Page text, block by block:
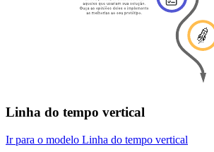
Linha do tempo vertical
Ir para o modelo Linha do tempo vertical